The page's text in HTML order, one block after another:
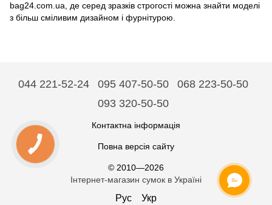
bag24.com.ua, де серед зразків строгості можна знайти моделі
з більш сміливим дизайном і фурнітурою.
044 221-52-24 095 407-50-50
068 223-50-50
093 320-50-50
Контактна інформація
Повна версія сайту
© 2010—2026
Інтернет-магазин сумок в Україні
Рус Укр